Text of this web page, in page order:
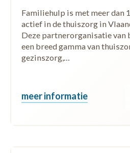
Familiehulp is met meer dan
actief in de thuiszorg in
Deze partnerorganisatie van
een breed gamma van
gezinszorg,…
meer informatie